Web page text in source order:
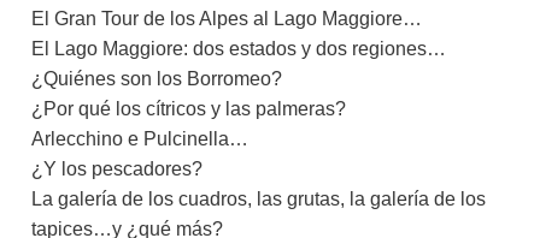
El Gran Tour de los Alpes al Lago Maggiore…
El Lago Maggiore: dos estados y dos regiones…
¿Quiénes son los Borromeo?
¿Por qué los cítricos y las palmeras?
Arlecchino e Pulcinella…
¿Y los pescadores?
La galería de los cuadros, las grutas, la galería de los
tapices…y ¿qué más?